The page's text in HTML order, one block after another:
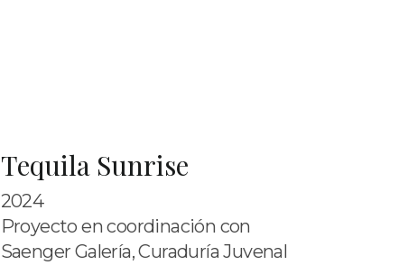
Tequila Sunrise
2024
Proyecto en coordinación con
Saenger Galería, Curaduría Juvenal